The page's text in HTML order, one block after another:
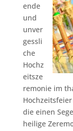
ende
und
unver
gessli
che
Hochz
eitsze
remonie im
die einen
heilige